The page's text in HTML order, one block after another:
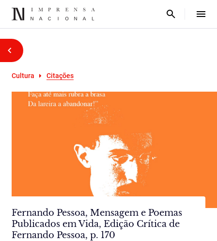
Cultura Citações
Fernando Pessoa, Mensagem e Poemas
Publicados em Vida, Edição Crítica de
Fernando Pessoa, p. 170